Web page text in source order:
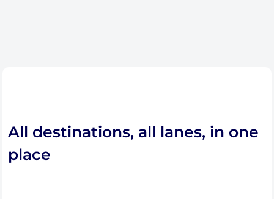
All destinations, all lanes, in one
place